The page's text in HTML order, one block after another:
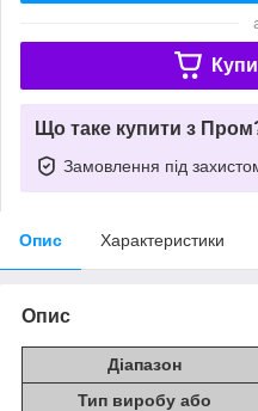
Що таке купити з
Замовлення під
Опис Характеристики
Опис
Діапазон
Тип виробу або